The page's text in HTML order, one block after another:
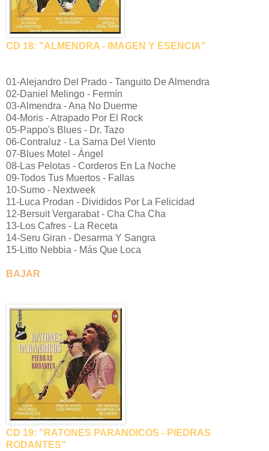
CD 18: "ALMENDRA - IMAGEN Y ESENCIA"
01-Alejandro Del Prado - Tanguito De Almendra
02-Daniel Melingo - Fermín
03-Almendra - Ana No Duerme
04-Moris - Atrapado Por El Rock
05-Pappo's Blues - Dr. Tazo
06-Contraluz - La Sarna Del Viento
07-Blues Motel - Ángel
08-Las Pelotas - Corderos En La Noche
09-Todos Tus Muertos - Fallas
10-Sumo - Nextweek
11-Luca Prodan - Divididos Por La Felicidad
12-Bersuit Vergarabat - Cha Cha Cha
13-Los Cafres - La Receta
14-Seru Giran - Desarma Y Sangra
15-Litto Nebbia - Más Que Loca
BAJAR
CD 19: "RATONES PARANOICOS - PIEDRAS
RODANTES"